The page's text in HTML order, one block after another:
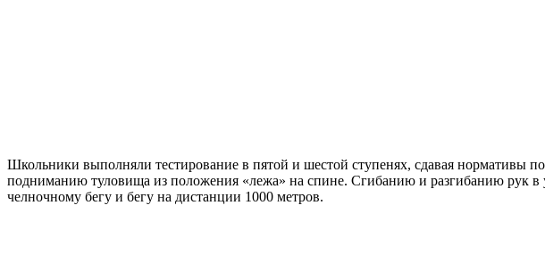
Школьники выполняли тестирование в пятой и шестой ступенях, сдавая нормативы
подниманию туловища из положения «лежа» на спине. Сгибанию и разгибанию рук
челночному бегу и бегу на дистанции 1000 метров.